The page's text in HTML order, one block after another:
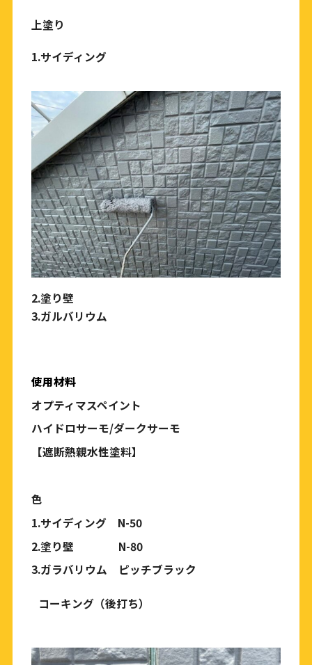
上塗り
1.サイディング
2.塗り壁
3.ガルバリウム
使用材料
オプティマスペイント
ハイドロサーモ/ダークサーモ
【遮断熱親水性塗料】
色
1.サイディング N-50
2.塗り壁 N-80
3.ガラバリウム ピッチブラック
コーキング（後打ち）